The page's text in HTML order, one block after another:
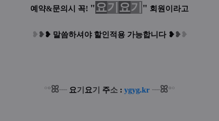
예약&문의시 꼭! "요기 요기 " 회원이라고
❥ ❥❥ 말씀하셔야 할인적용 가능합니다 ❥❥ ❥
°°ꕤ┈ 요기 요기 주소 : ygyg.kr ┈ꕤ°°